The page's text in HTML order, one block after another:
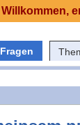
Fragen
Willkommen,